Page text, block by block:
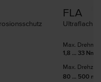
FLA
Ultraflach
Max.
1,8 ... 33 Nm
Max.
80 ... 500 min